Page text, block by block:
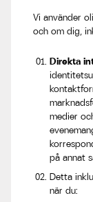
Vi använder
och om dig,
Direkta
medier
på annat
Detta
när du: